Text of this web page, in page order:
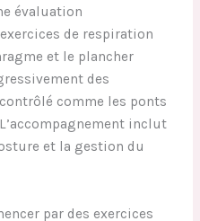
évaluation
de respiration
et le plancher
des
comme les ponts
inclut
et la gestion du
par des exercices